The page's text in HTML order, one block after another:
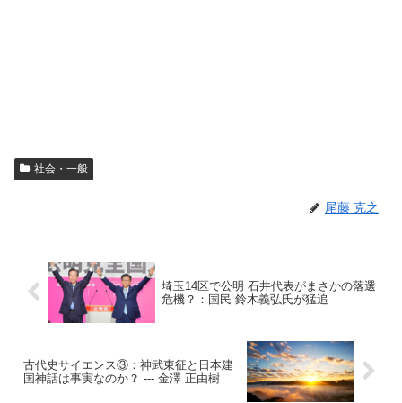
社会・一般
尾藤 克之
埼玉14区で公明 石井代表がまさかの落選
危機？：国民 鈴木義弘氏が猛追
古代史サイエンス③：神武東征と日本建
国神話は事実なのか？ --- 金澤 正由樹